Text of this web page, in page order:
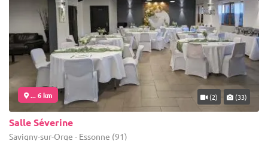
... 6 km (2) (33)
Salle Séverine
Savigny-sur-Orge - Essonne (91)